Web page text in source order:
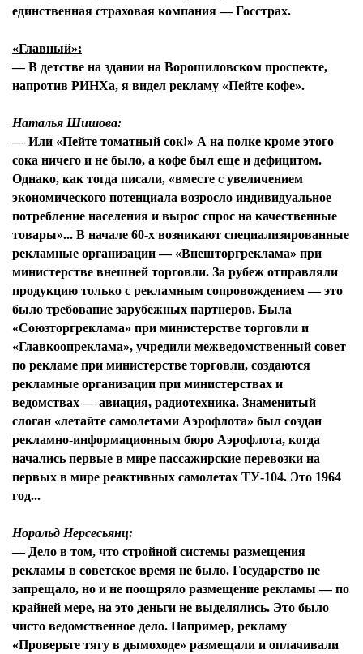
единственная страховая компания — Госстрах.
«Главный»:
— В детстве на здании на Ворошиловском проспекте,
напротив РИНХа, я видел рекламу «Пейте кофе».
Наталья Шишова:
— Или «Пейте томатный сок!» А на полке кроме этого
сока ничего и не было, а кофе был еще и дефицитом.
Однако, как тогда писали, «вместе с увеличением
экономического потенциала возросло индивидуальное
потребление населения и вырос спрос на качественные
товары»... В начале 60-х возникают специализированные
рекламные организации — «Внешторгреклама» при
министерстве внешней торговли. За рубеж отправляли
продукцию только с рекламным сопровождением — это
было требование зарубежных партнеров. Была
«Союзторгреклама» при министерстве торговли и
«Главкоопреклама», учредили межведомственный совет
по рекламе при министерстве торговли, создаются
рекламные организации при министерствах и
ведомствах — авиация, радиотехника. Знаменитый
слоган «летайте самолетами Аэрофлота» был создан
рекламно-информационным бюро Аэрофлота, когда
начались первые в мире пассажирские перевозки на
первых в мире реактивных самолетах ТУ-104. Это 1964
год...
Норальд Нерсесьянц:
— Дело в том, что стройной системы размещения
рекламы в советское время не было. Государство не
запрещало, но и не поощряло размещение рекламы — по
крайней мере, на это деньги не выделялись. Это было
чисто ведомственное дело. Например, рекламу
«Проверьте тягу в дымоходе» размещали и оплачивали